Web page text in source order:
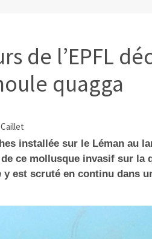
de l’EPFL
quagga
installée sur le Léman au
ce mollusque invasif sur la
est scruté en continu dans